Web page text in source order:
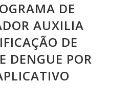
DE
AUXILIA
DE
DENGUE POR